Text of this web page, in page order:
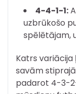
4-4-1-1:
uzbrūkošo
spēlētājam,
Katrs
savām
padarot 4-3-